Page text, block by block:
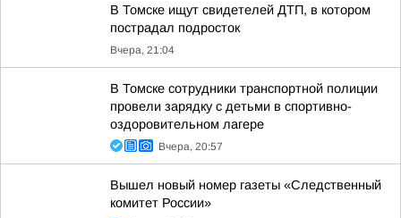
В Томске ищут свидетелей ДТП, в котором
пострадал подросток
Вчера, 21:04
В Томске сотрудники транспортной полиции
провели зарядку с детьми в спортивно-
оздоровительном лагере
Вчера, 20:57
Вышел новый номер газеты «Следственный
комитет России»